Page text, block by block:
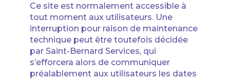
Ce site est normalement accessible à
tout moment aux utilisateurs. Une
interruption pour raison de maintenance
technique peut être toutefois décidée
par Saint-Bernard Services, qui
s’efforcera alors de communiquer
préalablement aux utilisateurs les dates